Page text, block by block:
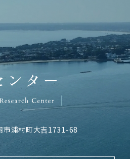
三重大学海女研究センター
市浦村町大吉1731-68